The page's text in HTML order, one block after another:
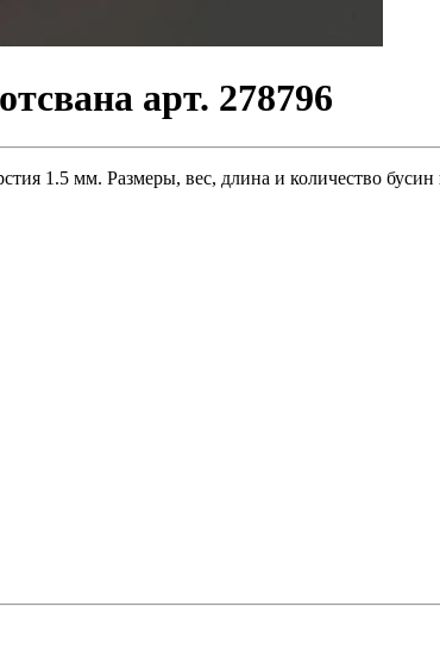
арт. 278796
1.5 мм. Размеры, вес, длина и количество